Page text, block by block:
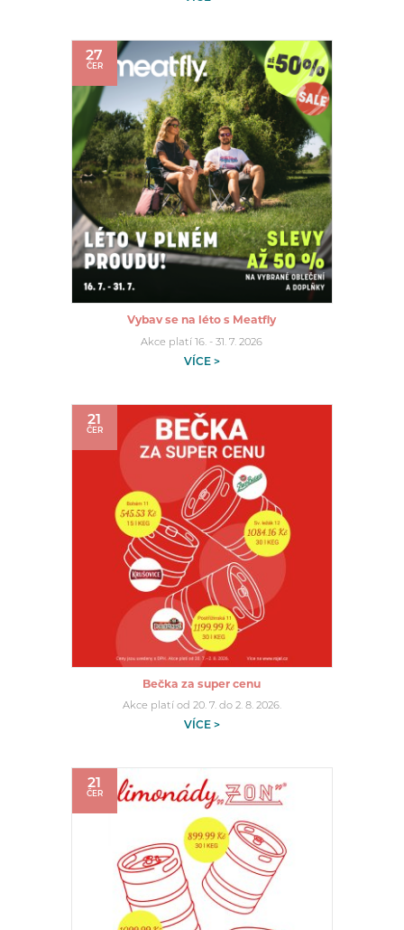
27
ČER
Vybav se na léto s Meatfly
Akce platí 16. - 31. 7. 2026
VÍCE >
21
ČER
Bečka za super cenu
Akce platí od 20. 7. do 2. 8. 2026.
VÍCE >
21
ČER